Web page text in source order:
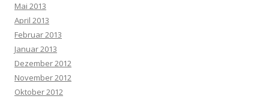
Mai 2013
April 2013
Februar 2013
Januar 2013
Dezember 2012
November 2012
Oktober 2012